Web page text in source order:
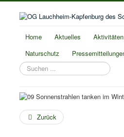
Home Aktuelles
Naturschutz
Suchen
...
Zurück